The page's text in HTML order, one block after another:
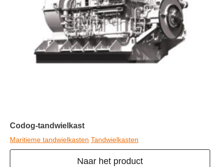
Codog-tandwielkast
Maritieme tandwielkasten Tandwielkasten
Naar het product